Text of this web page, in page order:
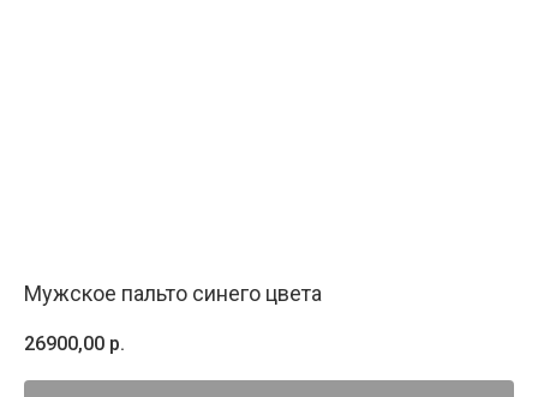
Мужское пальто синего цвета
26900,00 р.